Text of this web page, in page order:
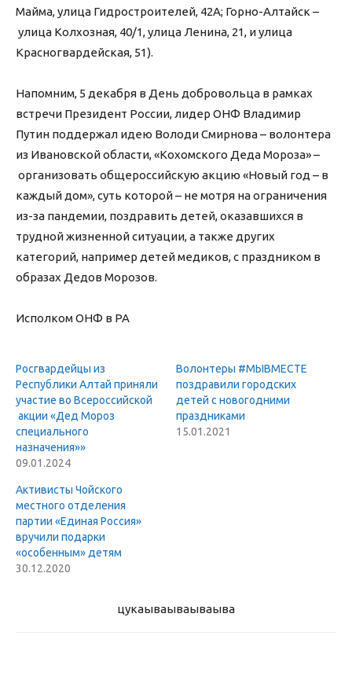
Майма, улица Гидростроителей, 42А; Горно-Алтайск –
улица Колхозная, 40/1, улица Ленина, 21, и улица
Красногвардейская, 51).
Напомним, 5 декабря в День добровольца в рамках
встречи Президент России, лидер ОНФ Владимир
Путин поддержал идею Володи Смирнова – волонтера
из Ивановской области, «Кохомского Деда Мороза» –
организовать общероссийскую акцию «Новый год – в
каждый дом», суть которой – не мотря на ограничения
из-за пандемии, поздравить детей, оказавшихся в
трудной жизненной ситуации, а также других
категорий, например детей медиков, с праздником в
образах Дедов Морозов.
Исполком ОНФ в РА
Росгвардейцы из
Республики Алтай приняли
участие во Всероссийской
акции «Дед Мороз
специального
назначения»»
09.01.2024
Волонтеры #МЫВМЕСТЕ
поздравили городских
детей с новогодними
праздниками
15.01.2021
Активисты Чойского
местного отделения
партии «Единая Россия»
вручили подарки
«особенным» детям
30.12.2020
цукаываываываыва